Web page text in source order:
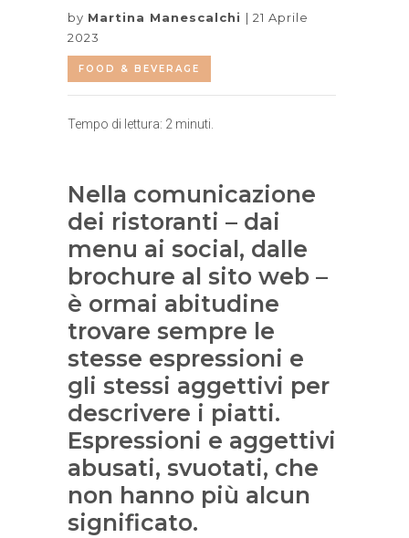
by Martina Manescalchi
21 Aprile
2023
FOOD & BEVERAGE
Tempo di lettura: 2 minuti.
Nella comunicazione
dei ristoranti – dai
menu ai social, dalle
brochure al sito web –
è ormai abitudine
trovare sempre le
stesse espressioni e
gli stessi aggettivi per
descrivere i piatti.
Espressioni e aggettivi
abusati, svuotati, che
non hanno più alcun
significato.